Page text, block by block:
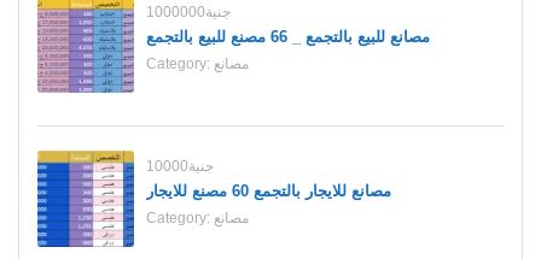
1000000جنية
مصانع للبيع بالتجمع _ 66 مصنع للبيع بالتجمع
Category: مصانع
10000جنية
مصانع للايجار بالتجمع 60 مصنع للايجار
Category: مصانع